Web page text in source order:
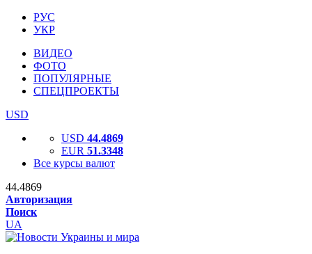
РУС
УКР
ВИДЕО
ФОТО
ПОПУЛЯРНЫЕ
СПЕЦПРОЕКТЫ
USD
USD 44.4869
EUR 51.3348
Все курсы валют
44.4869
Авторизация
Поиск
UA